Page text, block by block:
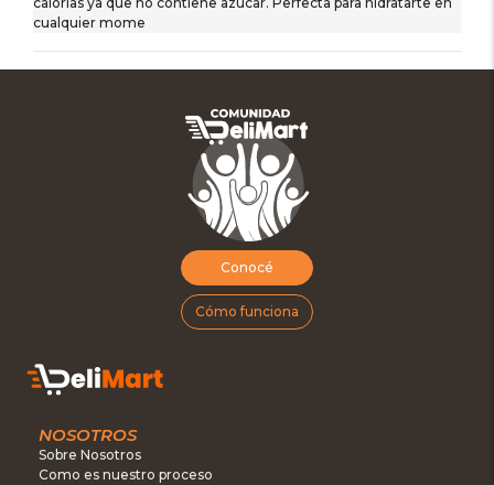
cualquier mome
Conocé
Cómo funciona
NOSOTROS
Sobre Nosotros
Como es nuestro proceso